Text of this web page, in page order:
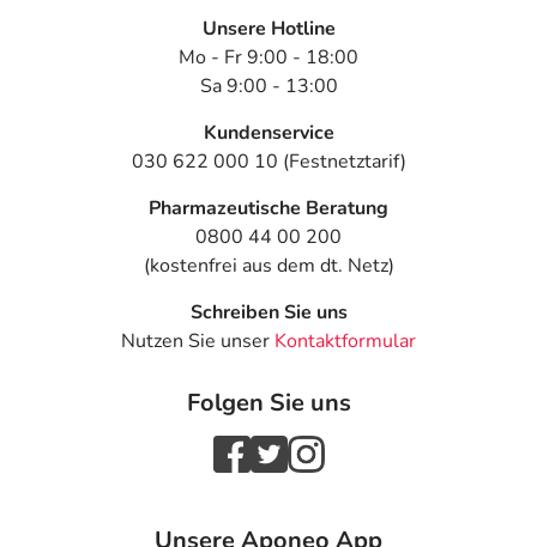
Unsere Hotline
Mo - Fr 9:00 - 18:00
Sa 9:00 - 13:00
Kundenservice
030 622 000 10 (Festnetztarif)
Pharmazeutische Beratung
0800 44 00 200
(kostenfrei aus dem dt. Netz)
Schreiben Sie uns
Nutzen Sie unser Kontaktformular
Folgen Sie uns
Unsere Aponeo App